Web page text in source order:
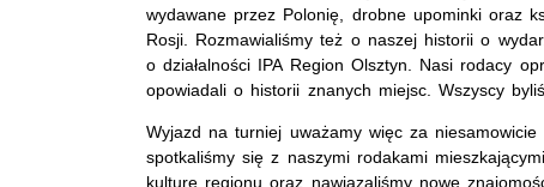
wydawane przez Polonię, drobne upominki oraz
Rosji. Rozmawialiśmy też o naszej historii o
o działalności IPA Region Olsztyn. Nasi rodacy
opowiadali o historii znanych miejsc. Wszyscy
Wyjazd na turniej uważamy więc za
spotkaliśmy się z naszymi rodakami
kulturę regionu oraz nawiązaliśmy nowe